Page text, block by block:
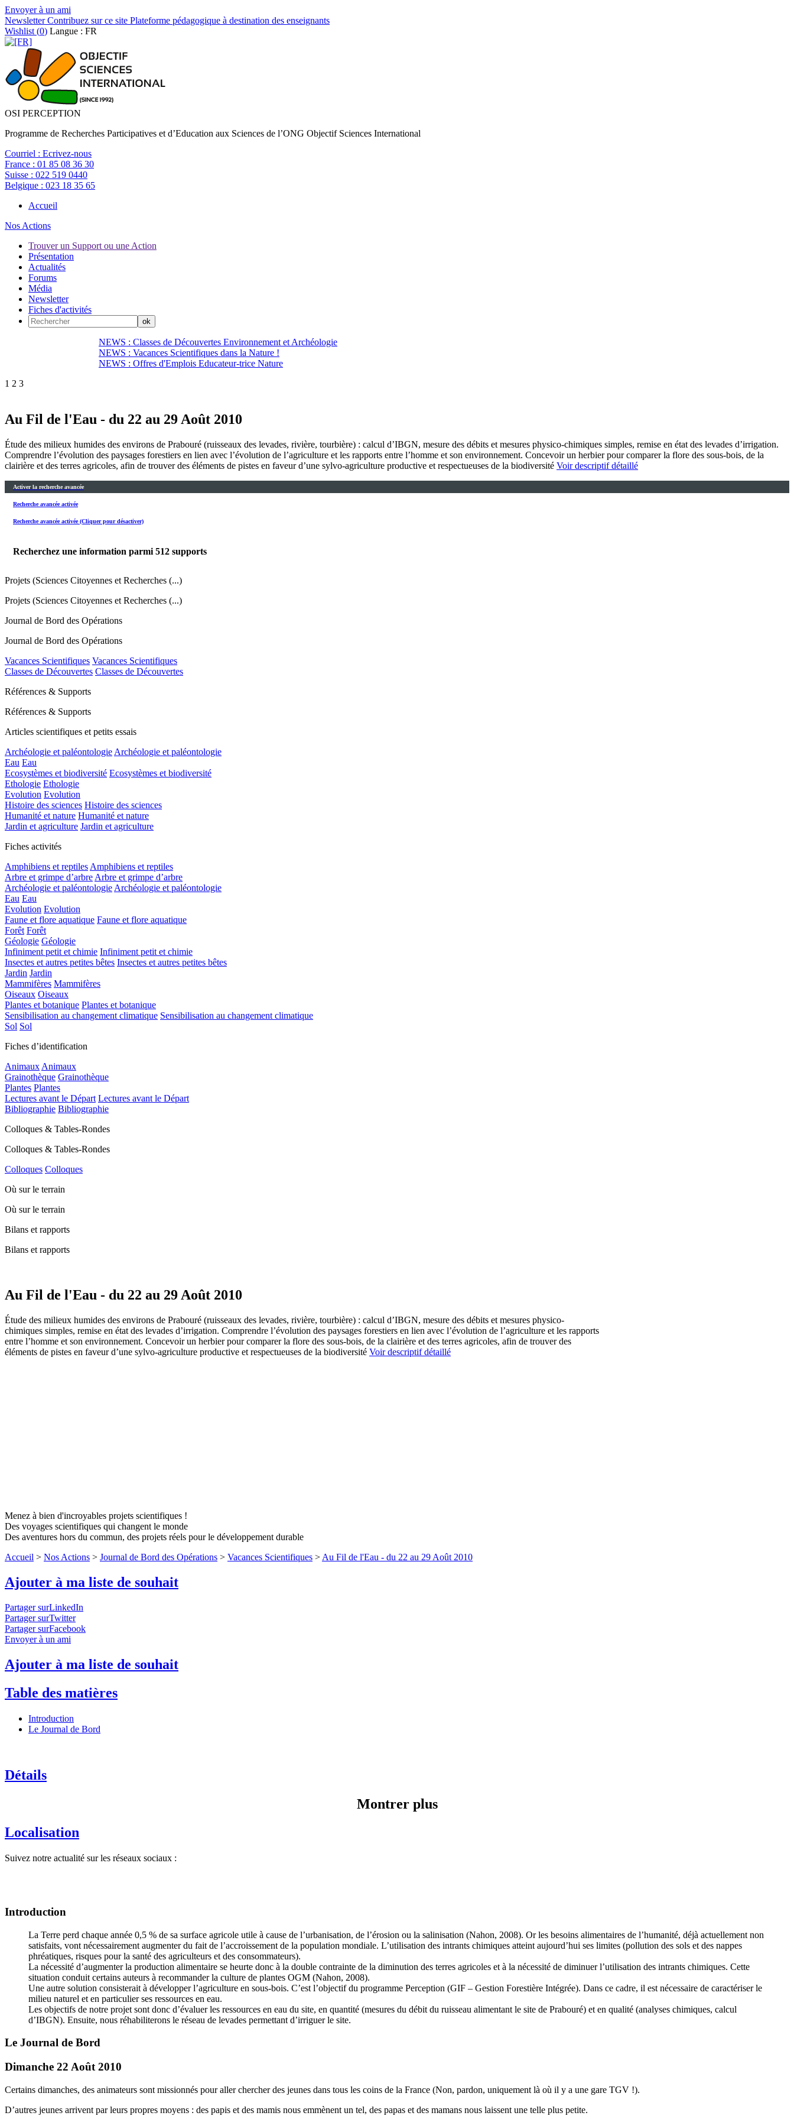
Envoyer à un ami
NewsletterContribuez sur ce site Plateforme pédagogique à destination des enseignants
Wishlist (0) Langue : FR
OSI PERCEPTION
Programme de Recherches Participatives et d’Education aux Sciences de l’ONG Objectif Sciences International
Courriel : Ecrivez-nous
France : 01 85 08 36 30
Suisse : 022 519 0440
Belgique : 023 18 35 65
Accueil
Nos Actions
Trouver un Support ou une Action
Présentation
Actualités
Forums
Média
Newsletter
Fiches d'activités
NEWS : Classes de Découvertes Environnement et Archéologie
NEWS : Vacances Scientifiques dans la Nature !
NEWS : Offres d'Emplois Educateur-trice Nature
1 2 3
Au Fil de l'Eau - du 22 au 29 Août 2010
Étude des milieux humides des environs de Prabouré (ruisseaux des levades, rivière, tourbière) : calcul d’IBGN, mesure des débits et mesures physico-chimiques simples, remise en état des levades d’irrigation.
Comprendre l’évolution des paysages forestiers en lien avec l’évolution de l’agriculture et les rapports entre l’homme et son environnement. Concevoir un herbier pour comparer la flore des sous-bois, de la
clairière et des terres agricoles, afin de trouver des éléments de pistes en faveur d’une sylvo-agriculture productive et respectueuses de la biodiversité Voir descriptif détaillé
Activer la recherche avancée
Recherche avancée activée
Recherche avancée activée (Cliquer pour désactiver)
Recherchez une information parmi 512 supports
Projets (Sciences Citoyennes et Recherches (...)
Projets (Sciences Citoyennes et Recherches (...)
Journal de Bord des Opérations
Journal de Bord des Opérations
Vacances Scientifiques Vacances Scientifiques
Classes de Découvertes Classes de Découvertes
Références & Supports
Références & Supports
Articles scientifiques et petits essais
Archéologie et paléontologie Archéologie et paléontologie
Eau Eau
Ecosystèmes et biodiversité Ecosystèmes et biodiversité
Ethologie Ethologie
Evolution Evolution
Histoire des sciences Histoire des sciences
Humanité et nature Humanité et nature
Jardin et agriculture Jardin et agriculture
Fiches activités
Amphibiens et reptiles Amphibiens et reptiles
Arbre et grimpe d’arbre Arbre et grimpe d’arbre
Archéologie et paléontologie Archéologie et paléontologie
Eau Eau
Evolution Evolution
Faune et flore aquatique Faune et flore aquatique
Forêt Forêt
Géologie Géologie
Infiniment petit et chimie Infiniment petit et chimie
Insectes et autres petites bêtes Insectes et autres petites bêtes
Jardin Jardin
Mammifères Mammifères
Oiseaux Oiseaux
Plantes et botanique Plantes et botanique
Sensibilisation au changement climatique Sensibilisation au changement climatique
Sol Sol
Fiches d’identification
Animaux Animaux
Grainothèque Grainothèque
Plantes Plantes
Lectures avant le Départ Lectures avant le Départ
Bibliographie Bibliographie
Colloques & Tables-Rondes
Colloques & Tables-Rondes
Colloques Colloques
Où sur le terrain
Où sur le terrain
Bilans et rapports
Bilans et rapports
Au Fil de l'Eau - du 22 au 29 Août 2010
Étude des milieux humides des environs de Prabouré (ruisseaux des levades, rivière, tourbière) : calcul d’IBGN, mesure des débits et mesures physico-
chimiques simples, remise en état des levades d’irrigation. Comprendre l’évolution des paysages forestiers en lien avec l’évolution de l’agriculture et les rapports
entre l’homme et son environnement. Concevoir un herbier pour comparer la flore des sous-bois, de la clairière et des terres agricoles, afin de trouver des
éléments de pistes en faveur d’une sylvo-agriculture productive et respectueuses de la biodiversité Voir descriptif détaillé
Menez à bien d'incroyables projets scientifiques !
Des voyages scientifiques qui changent le monde
Des aventures hors du commun, des projets réels pour le développement durable
Accueil > Nos Actions > Journal de Bord des Opérations > Vacances Scientifiques > Au Fil de l'Eau - du 22 au 29 Août 2010
Ajouter à ma liste de souhait
Partager surLinkedIn
Partager surTwitter
Partager surFacebook
Envoyer à un ami
Ajouter à ma liste de souhait
Table des matières
Introduction
Le Journal de Bord
Détails
Montrer plus
Localisation
Suivez notre actualité sur les réseaux sociaux :
Introduction
La Terre perd chaque année 0,5 % de sa surface agricole utile à cause de l’urbanisation, de l’érosion ou la salinisation (Nahon, 2008). Or les besoins alimentaires de l’humanité, déjà actuellement non
satisfaits, vont nécessairement augmenter du fait de l’accroissement de la population mondiale. L’utilisation des intrants chimiques atteint aujourd’hui ses limites (pollution des sols et des nappes
phréatiques, risques pour la santé des agriculteurs et des consommateurs).
La nécessité d’augmenter la production alimentaire se heurte donc à la double contrainte de la diminution des terres agricoles et à la nécessité de diminuer l’utilisation des intrants chimiques. Cette
situation conduit certains auteurs à recommander la culture de plantes OGM (Nahon, 2008).
Une autre solution consisterait à développer l’agriculture en sous-bois. C’est l’objectif du programme Perception (GIF – Gestion Forestière Intégrée). Dans ce cadre, il est nécessaire de caractériser le
milieu naturel et en particulier ses ressources en eau.
Les objectifs de notre projet sont donc d’évaluer les ressources en eau du site, en quantité (mesures du débit du ruisseau alimentant le site de Prabouré) et en qualité (analyses chimiques, calcul
d’IBGN). Ensuite, nous réhabiliterons le réseau de levades permettant d’irriguer le site.
Le Journal de Bord
Dimanche 22 Août 2010
Certains dimanches, des animateurs sont missionnés pour aller chercher des jeunes dans tous les coins de la France (Non, pardon, uniquement là où il y a une gare TGV !).
D’autres jeunes arrivent par leurs propres moyens : des papis et des mamis nous emmènent un tel, des papas et des mamans nous laissent une telle plus petite.